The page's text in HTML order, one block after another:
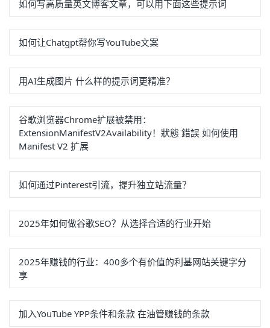
如何写高质量英文博客文章，可以用下面这些提示词
如何让Chatgpt帮你写YouTube文案
用AI生成图片 什么样的提示词更精准？
谷歌浏览器Chrome扩展被禁用：
ExtensionManifestV2Availability！狀態 錯誤 如何使用
Manifest V2 扩展
如何通过Pinterest引流，提升独立站流量？
2025年如何做谷歌SEO？从选择合适的行业开始
2025年赚钱的行业：400多个有价值的利基网站关键字分
享
加入YouTube YPP条件和条款 在油管赚钱的条款